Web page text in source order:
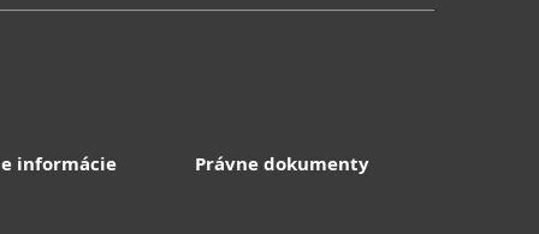
informácie
Právne dokumenty